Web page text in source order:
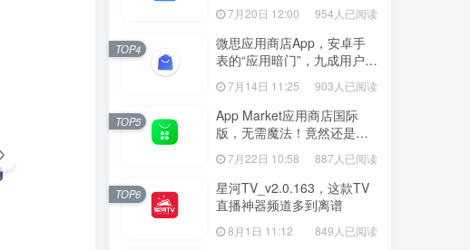
7月20日 12:00 954人已阅读
微思应用商店App，安卓手
表的“应用暗门”，九成用户还
没发现
7月14日 11:25 903人已阅读
TOP4
App Market应用商店国际
版，无需魔法！竟然还是大
厂出品？
7月22日 10:58 887人已阅读
TOP5
星河TV_v2.0.163，这款TV
直播神器频道多到离谱
8月1日 11:12 849人已阅读
TOP6